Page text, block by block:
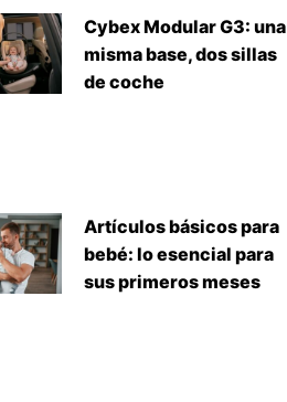
Cybex Modular G3: una
misma base, dos sillas
de coche
Artículos básicos para
bebé: lo esencial para
sus primeros meses